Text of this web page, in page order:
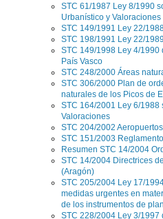
STC 61/1987 Ley 8/1990
Urbanístico y
STC 149/1991 Ley 22/
STC 198/1991 Ley 22/
STC 149/1998 Ley 4/1990
País Vasco
STC 248/2000 Áreas
STC 306/2000 Plan de
naturales de los Picos de
STC 164/2001 Ley 6/
Valoraciones
STC 204/2002
STC 151/2003
Resumen STC 14/2004
STC 14/2004 Directrices
(Aragón)
STC 205/2004 Ley 17/
medidas urgentes en
de los instrumentos de
STC 228/2004 Ley 3/1997